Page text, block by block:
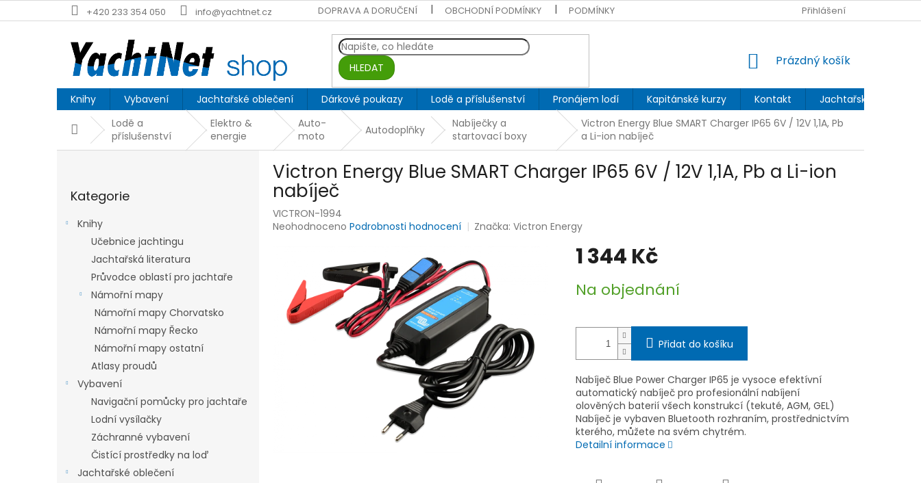
na
+420 233 354 050 info@yachtnet.cz DOPRAVA A DORUČENÍ OBCHODNÍ PODMÍNKY PODMÍNKY OCHRANY OSOBNÍCH ÚDAJŮ Přihlášení
HLEDAT
NÁKUPNÍ
Prázdný košík
Knihy Vybavení Jachtařské oblečení Dárkové poukazy Lodě a příslušenství Pronájem lodí Kapitánské kurzy Kontakt Jachtařský blog
DomůLodě a
příslušenství
Elektro &
energie
Auto-
moto
Autodoplňky
Nabíječky a
startovací boxy
Victron Energy Blue SMART Charger IP65 6V / 12V 1,1A, Pb
a Li-ion nabíječ
kategorie
Kategorie
Knihy
Učebnice jachtingu
Jachtařská literatura
Průvodce oblastí pro jachtaře
Námořní mapy
Námořní mapy Chorvatsko
Námořní mapy Řecko
Námořní mapy ostatní
Atlasy proudů
Vybavení
Navigační pomůcky pro jachtaře
Lodní vysílačky
Záchranné vybavení
Čistící prostředky na loď
Jachtařské oblečení
Victron Energy Blue SMART Charger IP65 6V / 12V 1,1A, Pb a Li-ion
nabíječ
VICTRON-1994
Průměrné
hvězdiček.
Neohodnoceno Podrobnosti hodnocení Značka:Victron Energy
1 344 Kč
cena:
Na objednání
Přidat do košíku
Nabíječ Blue Power Charger IP65 je vysoce efektívní
automatický nabíječ pro profesionální nabíjení
olověných baterií všech konstrukcí (tekuté, AGM, GEL)
Nabíječ je vybaven Bluetooth rozhraním, prostřednictvím
kterého, můžete na svém chytrém.
Detailní informace